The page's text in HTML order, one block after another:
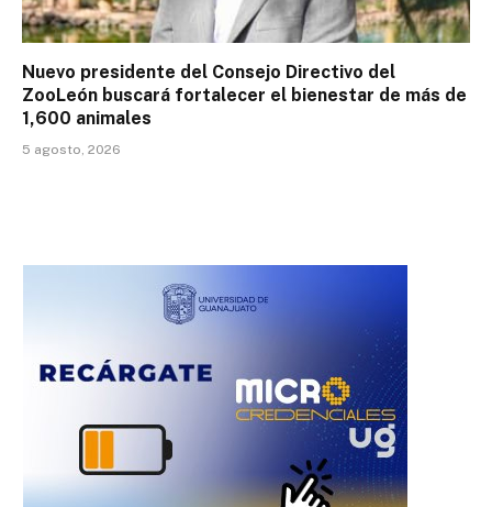
Nuevo presidente del Consejo Directivo del
ZooLeón buscará fortalecer el bienestar de más de
1,600 animales
5 agosto, 2026